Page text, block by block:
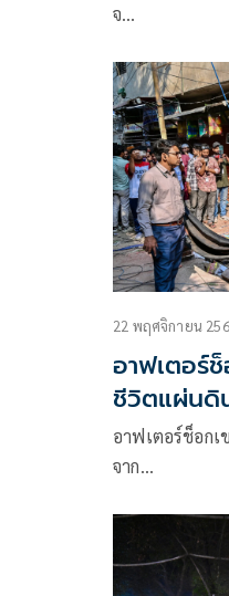
จ…
22 พฤศจิกายน
อาฟเตอร์
ชีวิตแผ่นดิ
อาฟเตอร์ช็อกเ
จาก…